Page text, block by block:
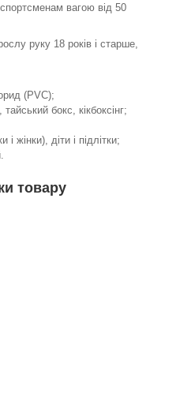
вагою від 50
руку 18 років і старше,
(PVC);
бокс, кікбоксінг;
і жінки), діти і підлітки;
товару